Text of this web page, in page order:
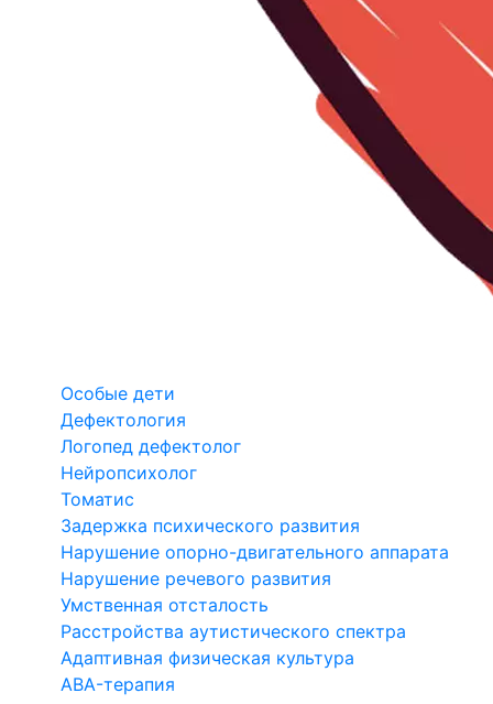
Особые дети
Дефектология
Логопед дефектолог
Нейропсихолог
Томатис
Задержка психического развития
Нарушение опорно-двигательного аппарата
Нарушение речевого развития
Умственная отсталость
Расстройства аутистического спектра
Адаптивная физическая культура
ABA-терапия